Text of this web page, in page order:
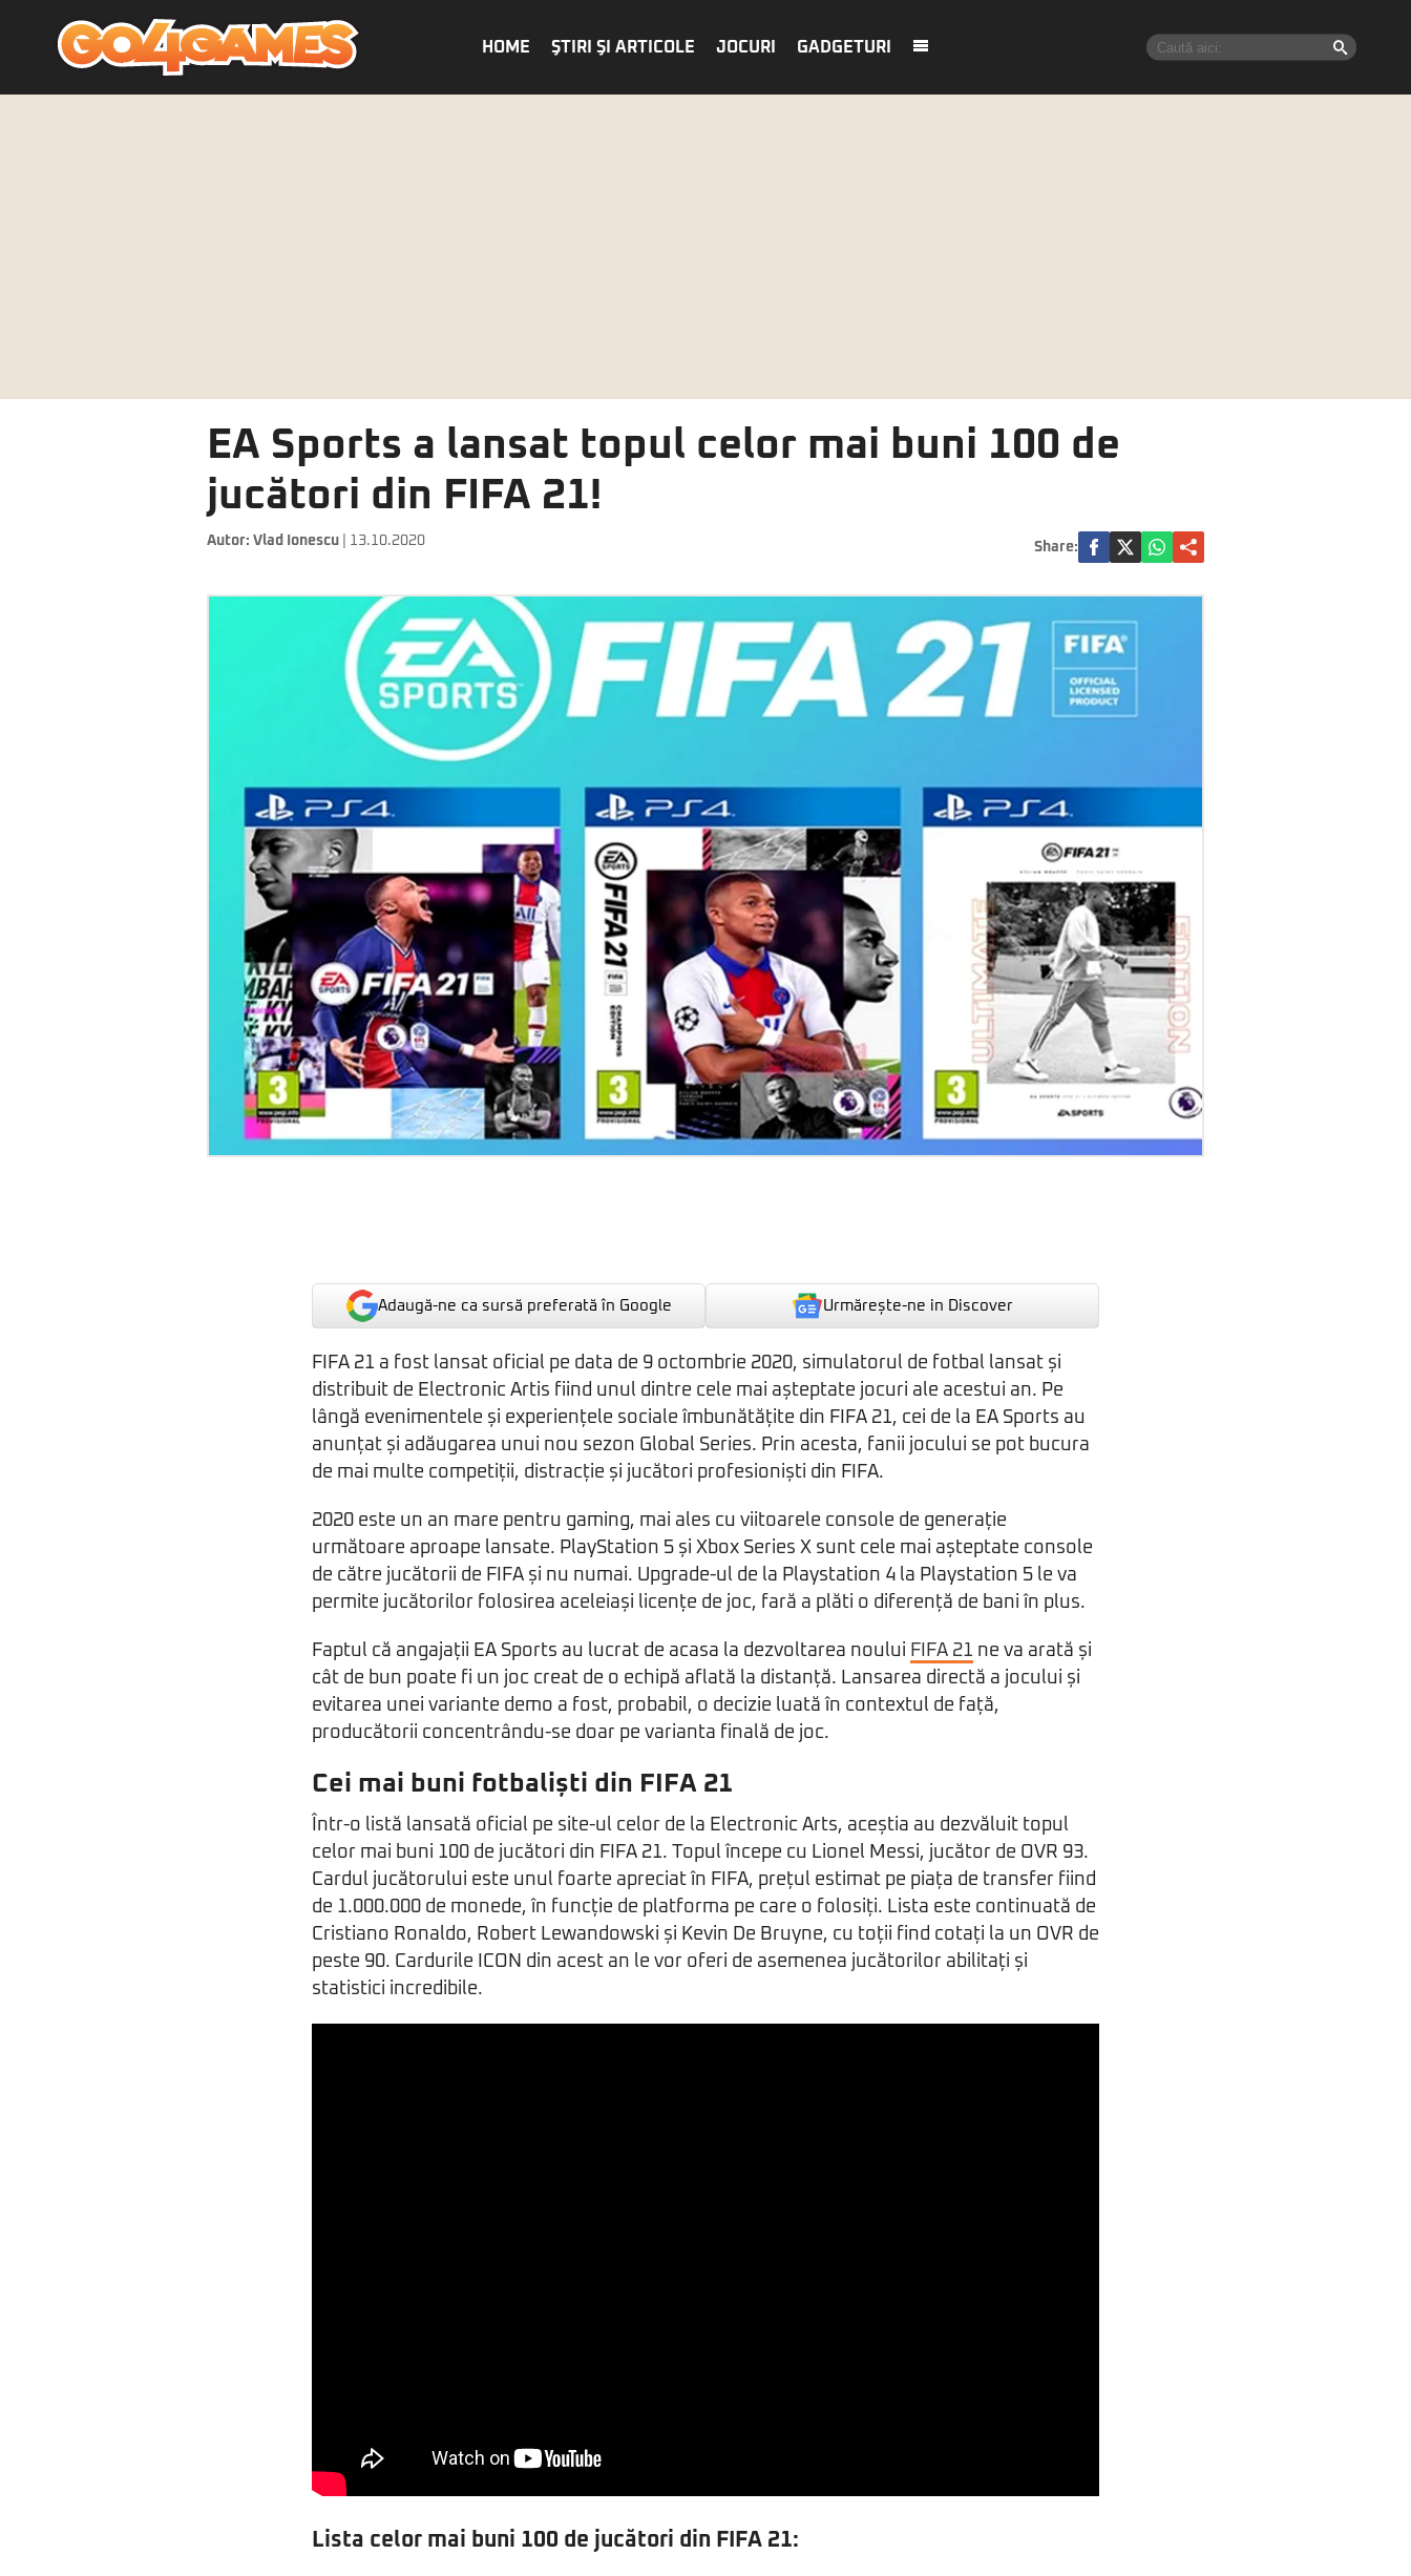
HOME ŞTIRI ŞI ARTICOLE JOCURI GADGETURI
EA Sports a lansat topul celor mai buni 100 de
jucători din FIFA 21!
Autor: Vlad Ionescu | 13.10.2020 Share:
Adaugă-ne ca sursă preferată în Google Urmărește-ne in Discover
FIFA 21 a fost lansat oficial pe data de 9 octombrie 2020, simulatorul de fotbal lansat și
distribuit de Electronic Artis fiind unul dintre cele mai așteptate jocuri ale acestui an. Pe
lângă evenimentele și experiențele sociale îmbunătățite din FIFA 21, cei de la EA Sports au
anunțat și adăugarea unui nou sezon Global Series. Prin acesta, fanii jocului se pot bucura
de mai multe competiții, distracție și jucători profesioniști din FIFA.
2020 este un an mare pentru gaming, mai ales cu viitoarele console de generație
următoare aproape lansate. PlayStation 5 și Xbox Series X sunt cele mai așteptate console
de către jucătorii de FIFA și nu numai. Upgrade-ul de la Playstation 4 la Playstation 5 le va
permite jucătorilor folosirea aceleiași licențe de joc, fară a plăti o diferență de bani în plus.
Faptul că angajații EA Sports au lucrat de acasa la dezvoltarea noului FIFA 21 ne va arată și
cât de bun poate fi un joc creat de o echipă aflată la distanță. Lansarea directă a jocului și
evitarea unei variante demo a fost, probabil, o decizie luată în contextul de față,
producătorii concentrându-se doar pe varianta finală de joc.
Cei mai buni fotbaliști din FIFA 21
Într-o listă lansată oficial pe site-ul celor de la Electronic Arts, aceștia au dezvăluit topul
celor mai buni 100 de jucători din FIFA 21. Topul începe cu Lionel Messi, jucător de OVR 93.
Cardul jucătorului este unul foarte apreciat în FIFA, prețul estimat pe piața de transfer fiind
de 1.000.000 de monede, în funcție de platforma pe care o folosiți. Lista este continuată de
Cristiano Ronaldo, Robert Lewandowski și Kevin De Bruyne, cu toții find cotați la un OVR de
peste 90. Cardurile ICON din acest an le vor oferi de asemenea jucătorilor abilitați și
statistici incredibile.
Lista celor mai buni 100 de jucători din FIFA 21: